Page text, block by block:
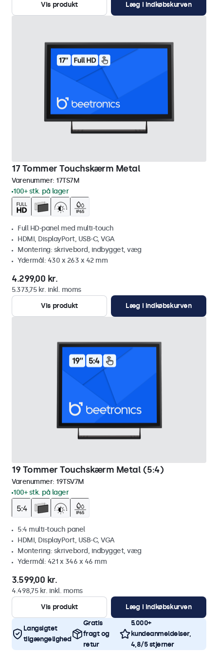
Vis produkt
Læg i indkøbskurven
17 Tommer Touchskærm Metal
Varenummer: 17TS7M
100+ stk. på lager
Full HD-panel med multi-touch
HDMI, DisplayPort, USB-C, VGA
Montering: skrivebord, indbygget, væg
Ydermål: 430 x 263 x 42 mm
4.299,00 kr.
5.373,75 kr. inkl. moms
Vis produkt
Læg i indkøbskurven
19 Tommer Touchskærm Metal (5:4)
Varenummer: 19TSV7M
100+ stk. på lager
5:4 multi-touch panel
HDMI, DisplayPort, USB-C, VGA
Montering: skrivebord, indbygget, væg
Ydermål: 421 x 346 x 46 mm
3.599,00 kr.
4.498,75 kr. inkl. moms
Vis produkt
Læg i indkøbskurven
Langsigtet
tilgængelighed
Gratis
fragt og
retur
5.000+
kundeanmeldelser,
4,8/5 stjerner